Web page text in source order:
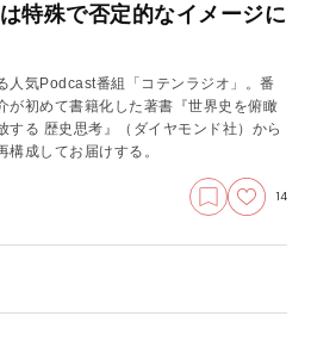
特殊で否定的なイメージに
人気Podcast番組「コテンラジオ」。番
が初めて書籍化した著書『世界史を俯瞰
する 歴史思考』（ダイヤモンド社）から
構成してお届けする。
14